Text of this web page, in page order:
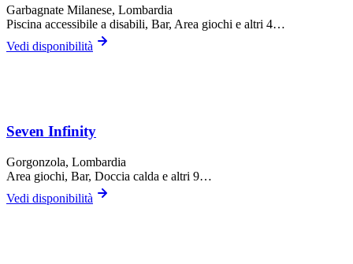
Garbagnate Milanese, Lombardia
Piscina accessibile a disabili, Bar, Area giochi e altri 4…
Vedi disponibilità
Seven Infinity
Gorgonzola, Lombardia
Area giochi, Bar, Doccia calda e altri 9…
Vedi disponibilità